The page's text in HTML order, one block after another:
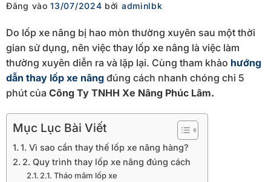
Đăng vào13/07/2024 bởi adminlbk
Do lốp xe nâng bị hao mòn thường xuyên sau một thời
gian sử dụng, nên việc thay lốp xe nâng là việc làm
thường xuyên diễn ra và lặp lại. Cùng tham khảo hướng
dẫn thay lốp xe nâng đúng cách nhanh chóng chỉ 5
phút của Công Ty TNHH Xe Nâng Phúc Lâm.
Mục Lục Bài Viết
1. Vì sao cần thay thế lốp xe nâng hàng?
2. Quy trình thay lốp xe nâng đúng cách
2.1. Tháo mâm lốp xe